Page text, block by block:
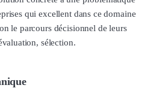
qui excellent dans ce domaine
le parcours décisionnel de leurs
sélection.